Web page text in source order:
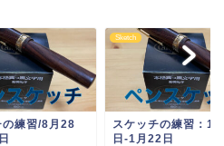
練習：1月16
Sketch
スケッチの練習：1
日-1月29日